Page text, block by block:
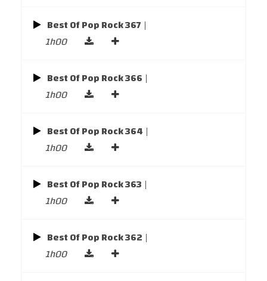
Best Of Pop Rock 367 |
1h00
Best Of Pop Rock 366 |
1h00
Best Of Pop Rock 364 |
1h00
Best Of Pop Rock 363 |
1h00
Best Of Pop Rock 362 |
1h00